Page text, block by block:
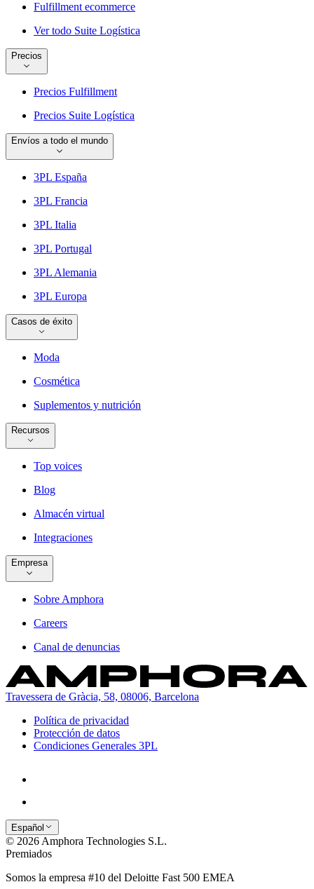
Fulfillment ecommerce
Ver todo Suite Logística
Precios
Precios Fulfillment
Precios Suite Logística
Envíos a todo el mundo
3PL España
3PL Francia
3PL Italia
3PL Portugal
3PL Alemania
3PL Europa
Casos de éxito
Moda
Cosmética
Suplementos y nutrición
Recursos
Top voices
Blog
Almacén virtual
Integraciones
Empresa
Sobre Amphora
Careers
Canal de denuncias
Travessera de Gràcia, 58, 08006, Barcelona
Política de privacidad
Protección de datos
Condiciones Generales 3PL
Español
© 2026 Amphora Technologies S.L.
Premiados
Somos la empresa #10 del Deloitte Fast 500 EMEA